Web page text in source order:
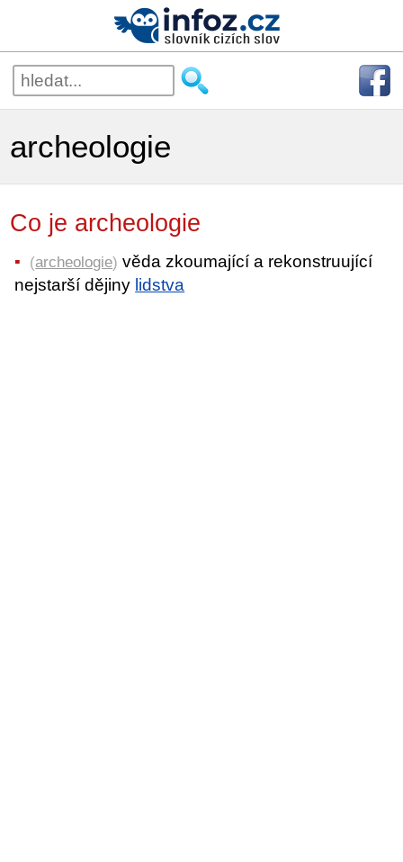
archeologie
Co je archeologie
(archeologie) věda zkoumající a rekonstruující
nejstarší dějiny lidstva